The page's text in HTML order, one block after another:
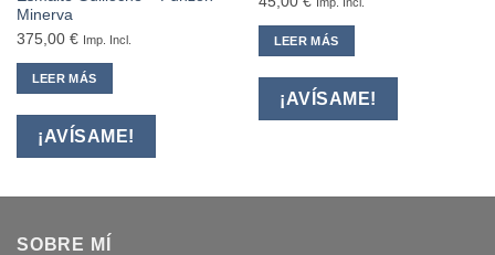
Minerva
375,00 € Imp. Incl.
LEER MÁS
¡AVÍSAME!
LEER MÁS
¡AVÍSAME!
SOBRE MÍ